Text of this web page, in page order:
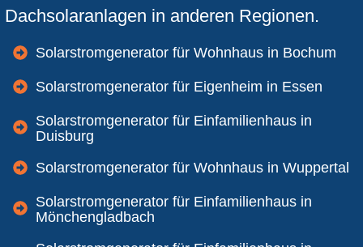
Dachsolaranlagen in anderen Regionen.
Solarstromgenerator für Wohnhaus in Bochum
Solarstromgenerator für Eigenheim in Essen
Solarstromgenerator für Einfamilienhaus in
Duisburg
Solarstromgenerator für Wohnhaus in Wuppertal
Solarstromgenerator für Einfamilienhaus in
Mönchengladbach